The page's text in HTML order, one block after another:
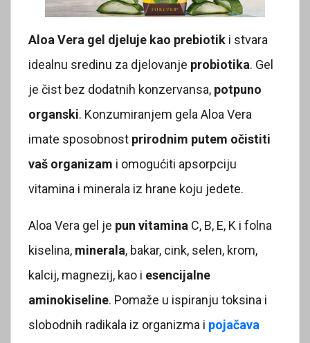
Aloa Vera gel djeluje kao prebiotik i stvara
idealnu sredinu za djelovanje probiotika. Gel
je čist bez dodatnih konzervansa, potpuno
organski. Konzumiranjem gela Aloa Vera
imate sposobnost prirodnim putem očistiti
vaš organizam i omogućiti apsorpciju
vitamina i minerala iz hrane koju jedete.
Aloa Vera gel je pun vitamina C, B, E, K i folna
kiselina, minerala, bakar, cink, selen, krom,
kalcij, magnezij, kao i esencijalne
aminokiseline. Pomaže u ispiranju toksina i
slobodnih radikala iz organizma i pojačava